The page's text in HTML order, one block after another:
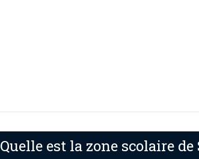
Quelle est la zone scolaire